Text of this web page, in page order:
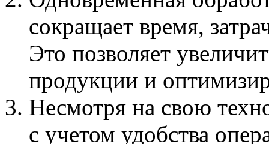
сокращает время,
Это позволяет
продукции и
Несмотря на свою
с учетом удобства